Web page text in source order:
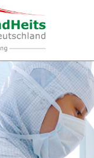
Unternehmen
Kompetenz
Standort
Leistungen
Service